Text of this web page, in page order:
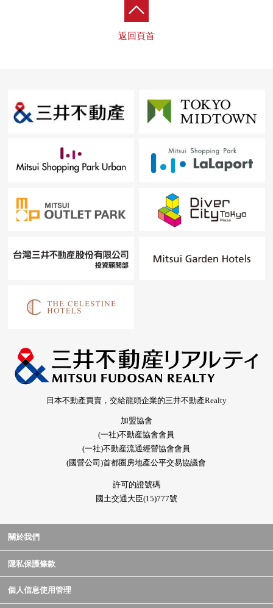
返回頁首
日本不動產買賣，交給龍頭企業的三井不動產Realty
加盟協會
(一社)不動産協會會員
(一社)不動産流通經營協會會員
(國營公司)首都圈房地產公平交易協議會
許可的證號碼
國土交通大臣(15)777號
關於我們
隱私保護條款
個人信息使用管理